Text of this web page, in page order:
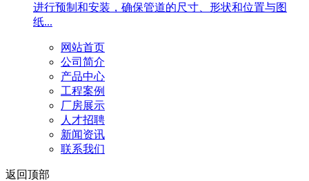
进行预制和安装，确保管道的尺寸、形状和位置与图
纸...
网站首页
公司简介
产品中心
工程案例
厂房展示
人才招聘
新闻资讯
联系我们
返回顶部